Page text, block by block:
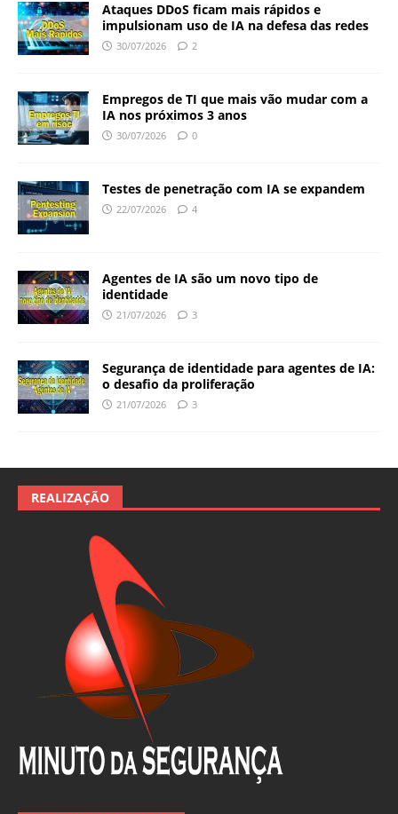
Ataques DDoS ficam mais rápidos e
impulsionam uso de IA na defesa das redes
30/07/2026 2
Empregos de TI que mais vão mudar com a
IA nos próximos 3 anos
30/07/2026 0
Testes de penetração com IA se expandem
22/07/2026 4
Agentes de IA são um novo tipo de
identidade
21/07/2026 3
Segurança de identidade para agentes de IA:
o desafio da proliferação
21/07/2026 3
REALIZAÇÃO